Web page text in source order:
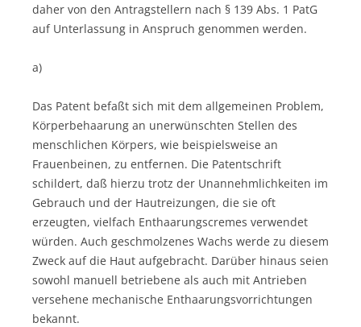
daher von den Antragstellern nach § 139 Abs. 1 PatG
auf Unterlassung in Anspruch genommen werden.
a)
Das Patent befaßt sich mit dem allgemeinen Problem,
Körperbehaarung an unerwünschten Stellen des
menschlichen Körpers, wie beispielsweise an
Frauenbeinen, zu entfernen. Die Patentschrift
schildert, daß hierzu trotz der Unannehmlichkeiten im
Gebrauch und der Hautreizungen, die sie oft
erzeugten, vielfach Enthaarungscremes verwendet
würden. Auch geschmolzenes Wachs werde zu diesem
Zweck auf die Haut aufgebracht. Darüber hinaus seien
sowohl manuell betriebene als auch mit Antrieben
versehene mechanische Enthaarungsvorrichtungen
bekannt.